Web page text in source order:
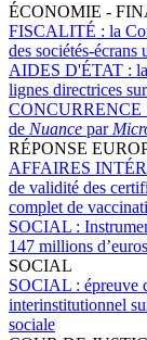
ÉCONOMIE -
FISCALITÉ : la
des sociétés-écrans
AIDES D'ÉTAT :
lignes directrices
CONCURRENCE
de Nuance par
RÉPONSE
AFFAIRES
de validité des
complet de
SOCIAL :
147 millions
SOCIAL
SOCIAL : épreuve
interinstitutionnel
sociale